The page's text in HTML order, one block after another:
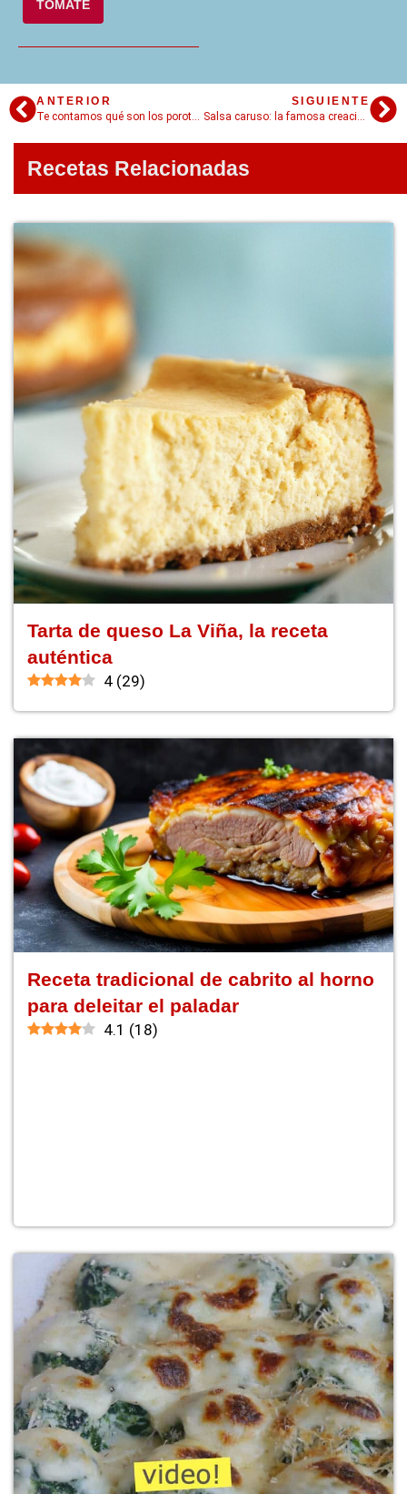
TOMATE
ANTERIOR
Te contamos qué son los porotos granados y te damos la mejor receta del mismo nombre
SIGUIENTE
Salsa caruso: la famosa creación ítalo-uruguaya que tiene una gran historia para contar
Recetas Relacionadas
Tarta de queso La Viña, la receta
auténtica
4 (29)
Receta tradicional de cabrito al horno
para deleitar el paladar
4.1 (18)